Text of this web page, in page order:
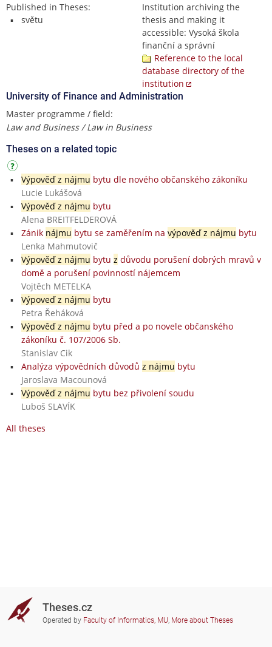
Published in Theses:
světu
Institution archiving the
thesis and making it
accessible: Vysoká škola
finanční a správní
Reference to the local
database directory of the
institution
University of Finance and Administration
Master programme / field:
Law and Business / Law in Business
Theses on a related topic
Výpověď z nájmu bytu dle nového občanského zákoníku
Lucie Lukášová
Výpověď z nájmu bytu
Alena BREITFELDEROVÁ
Zánik nájmu bytu se zaměřením na výpověď z nájmu bytu
Lenka Mahmutovič
Výpověď z nájmu bytu z důvodu porušení dobrých mravů v
domě a porušení povinností nájemcem
Vojtěch METELKA
Výpoveď z nájmu bytu
Petra Řeháková
Výpověď z nájmu bytu před a po novele občanského
zákoníku č. 107/2006 Sb.
Stanislav Cik
Analýza výpovědních důvodů z nájmu bytu
Jaroslava Macounová
Výpověď z nájmu bytu bez přivolení soudu
Luboš SLAVÍK
All theses
Theses.cz
Operated by Faculty of Informatics, MU, More about Theses